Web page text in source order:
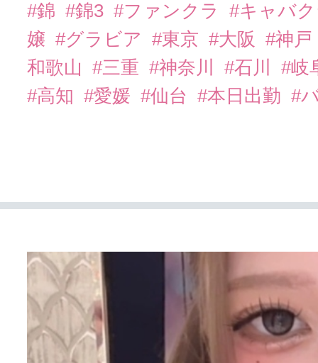
#錦 #錦3 #ファンクラ
#キャバ
嬢 #グラビア #東京 #大阪
#神戸
和歌山
#三重 #神奈川 #石川
#岐
#高知 #愛媛 #仙台 #本日出勤 #